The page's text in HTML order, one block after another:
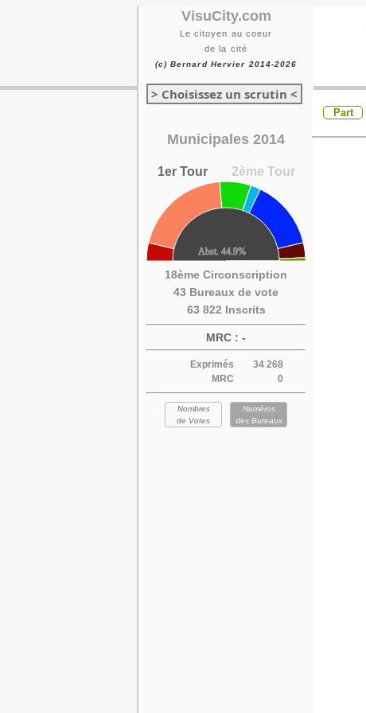
VisuCity.com
Le citoyen au coeur
de la cité
(c) Bernard Hervier 2014-2026
> Choisissez un scrutin <
Municipales 2014
1er Tour 2ème Tour
18ème Circonscription
43 Bureaux de vote
63 822 Inscrits
MRC : -
Exprimés
34 268
MRC
0
Nombres
de Votes
Numéros
des Bureaux
Part